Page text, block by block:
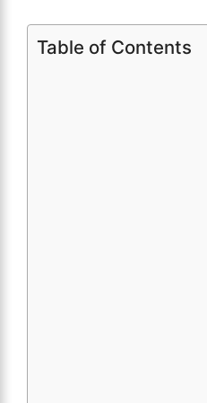
Table of Contents